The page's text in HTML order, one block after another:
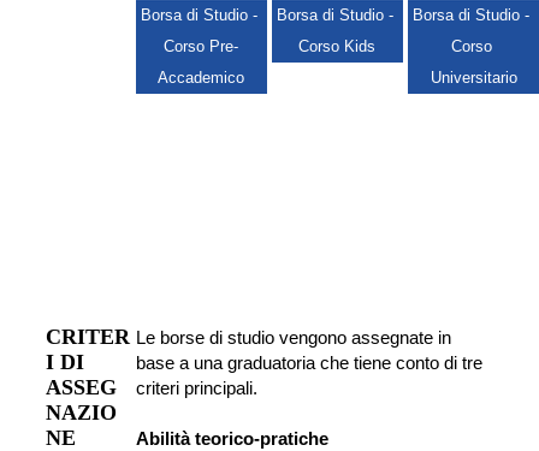
Borsa di Studio -
Corso Pre-
Accademico
Borsa di Studio -
Corso Kids
Borsa di Studio -
Corso
Universitario
CRITER
I DI
ASSEG
NAZIO
NE
Le borse di studio vengono assegnate in
base a una graduatoria che tiene conto di tre
criteri principali.
Abilità teorico-pratiche